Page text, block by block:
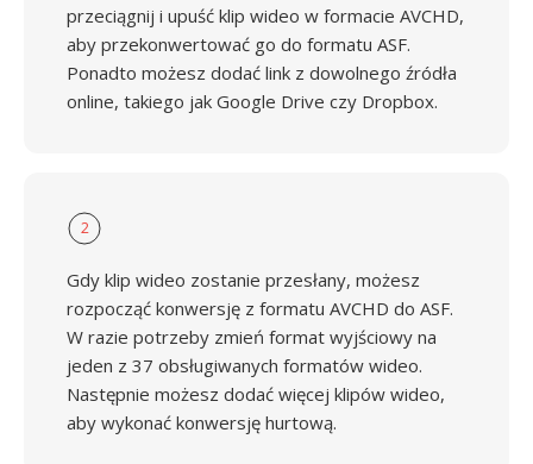
przeciągnij i upuść klip wideo w formacie AVCHD,
aby przekonwertować go do formatu ASF.
Ponadto możesz dodać link z dowolnego źródła
online, takiego jak Google Drive czy Dropbox.
2
Gdy klip wideo zostanie przesłany, możesz
rozpocząć konwersję z formatu AVCHD do ASF.
W razie potrzeby zmień format wyjściowy na
jeden z 37 obsługiwanych formatów wideo.
Następnie możesz dodać więcej klipów wideo,
aby wykonać konwersję hurtową.